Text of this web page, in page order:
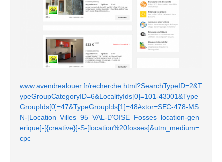
www.avendrealouer.fr/recherche.html?SearchTypeID=2&T
ypeGroupCategoryID=6&LocalityIds[0]=101-43001&Type
GroupIds[0]=47&TypeGroupIds[1]=48#xtor=SEC-478-MS
N-[Location_Villes_95_VAL-D'OISE_Fosses_location-gen
erique]-[{creative}]-S-[location%20fosses]&utm_medium=
cpc